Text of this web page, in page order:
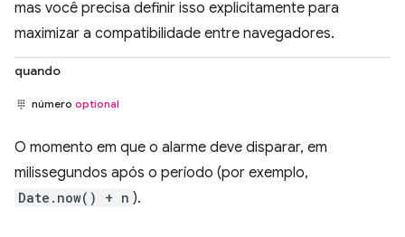
mas você precisa definir isso explicitamente para
maximizar a compatibilidade entre navegadores.
quando
número optional
O momento em que o alarme deve disparar, em
milissegundos após o período (por exemplo,
Date.now() + n ).